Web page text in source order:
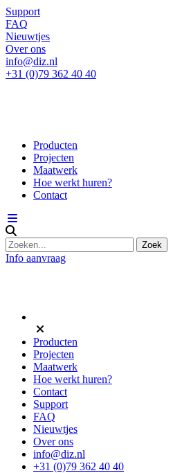
Support
FAQ
Nieuwtjes
Over ons
info@diz.nl
+31 (0)79 362 40 40
Producten
Projecten
Maatwerk
Hoe werkt huren?
Contact
Info aanvraag
Producten
Projecten
Maatwerk
Hoe werkt huren?
Contact
Support
FAQ
Nieuwtjes
Over ons
info@diz.nl
+31 (0)79 362 40 40